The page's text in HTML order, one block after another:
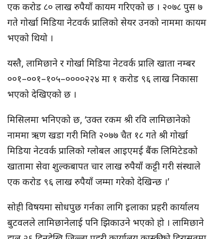
एक करोड ८० लाख रुपैयाँ कायम गरिएको छ । २०७८ पुस ७
गते गोर्खा मिडिया नेटवर्क प्रालिको सेयर उनको नाममा कायम
भएको थियो ।
यस्तै, लामिछाने र गोर्खा मिडिया नेटवर्क प्रालि खाता नम्बर
००१–००१–१०५–००००२२४ मा १ करोड ९६ लाख निकासा
भएको देखिएको छ ।
मिसिलमा भनिएको छ, ‘उक्त रकम श्री रवि लामिछानेको
नाममा ऋण खडा गरी मिति २०७७ चैत १८ गते श्री गोर्खा
मिडिया नेटवर्क प्रालिको ग्लोबल आइएमई बैंक लिमिटेडको
खातामा सेवा शुल्कबापत चार लाख रुपैयाँ कट्टी गरी संस्थाले
एक करोड ९६ लाख रुपैयाँ जम्मा गरेको देखिन्छ ।’
सोही विषयमा सोधपुछ गर्नका लागि इलाका प्रहरी कार्यालय
बुटवलले लामिछानेलाई पनि झिकाउने भएको हो । लामिछाने